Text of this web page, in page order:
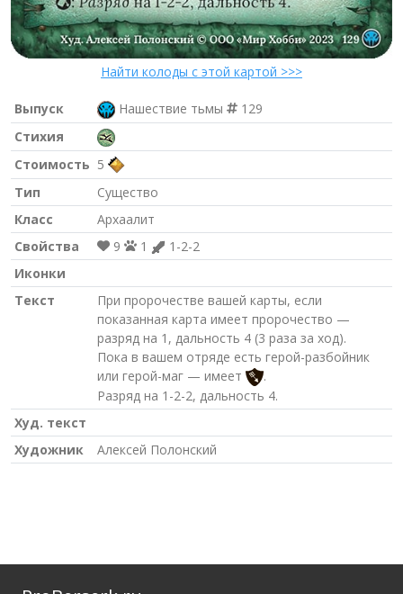
Найти колоды с этой картой >>>
Выпуск Нашествие тьмы
129
Стихия
Стоимость 5
Тип
Существо
Класс
Архаалит
Свойства
9 1
1-2-2
Иконки
Текст
При пророчестве вашей карты, если
показанная карта имеет пророчество —
разряд на 1, дальность 4 (3 раза за ход).
Пока в вашем отряде есть герой-разбойник
или герой-маг — имеет
.
Разряд на 1-2-2, дальность 4.
Худ. текст
Художник
Алексей Полонский